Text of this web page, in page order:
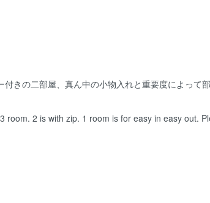
きの二部屋、真ん中の小物入れと重要度によって
room. 2 is with zip. 1 room is for easy in easy out.